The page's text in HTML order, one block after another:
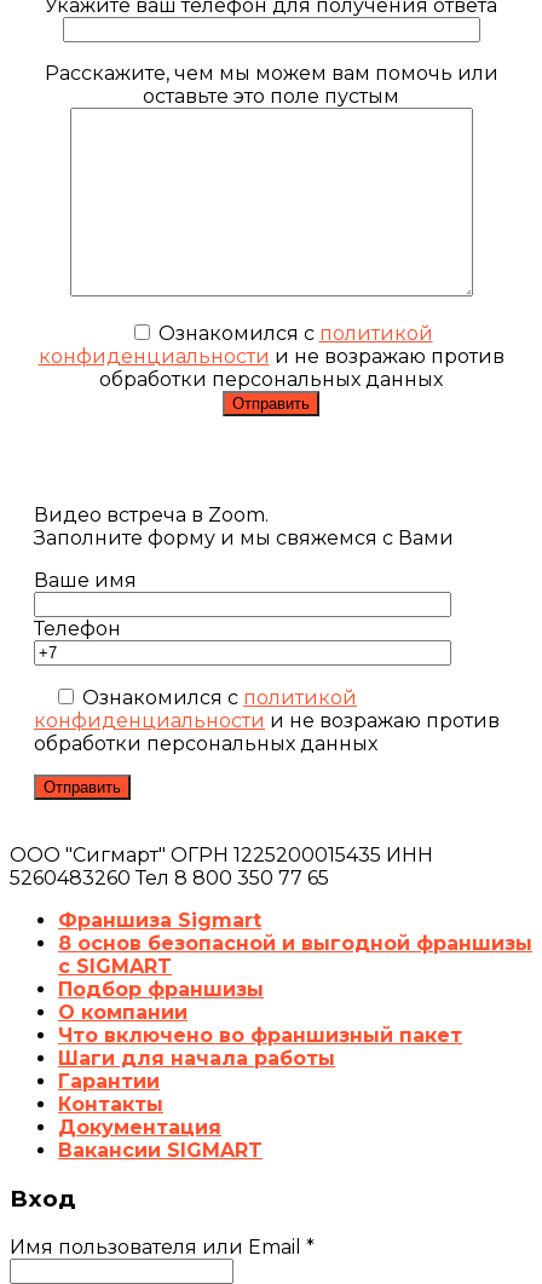
Укажите ваш телефон для получения ответа
Расскажите, чем мы можем вам помочь или
оставьте это поле пустым
Ознакомился с политикой
конфиденциальности и не возражаю против
обработки персональных данных
Видео встреча в Zoom.
Заполните форму и мы свяжемся с Вами
Ваше имя
Телефон
Ознакомился с политикой
конфиденциальности и не возражаю против
обработки персональных данных
ООО "Сигмарт" ОГРН 1225200015435 ИНН
5260483260 Тел 8 800 350 77 65
Франшиза Sigmart
8 основ безопасной и выгодной франшизы
с SIGMART
Подбор франшизы
О компании
Что включено во франшизный пакет
Шаги для начала работы
Гарантии
Контакты
Документация
Вакансии SIGMART
Вход
Имя пользователя или Email *